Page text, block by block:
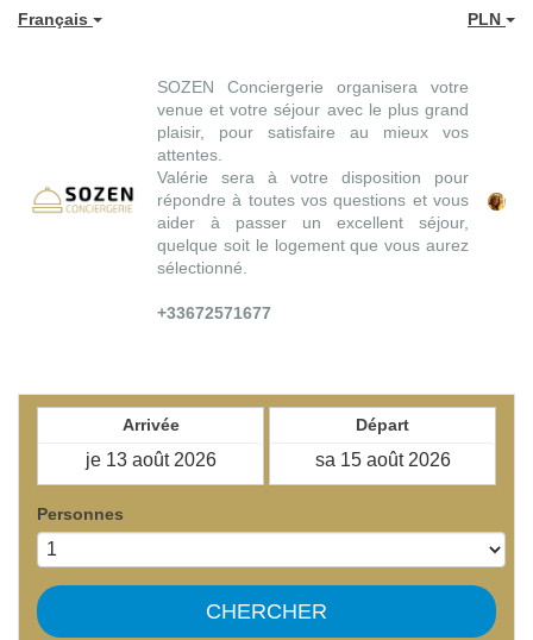
Français PLN
SOZEN Conciergerie organisera votre
venue et votre séjour avec le plus grand
plaisir, pour satisfaire au mieux vos
attentes.
Valérie sera à votre disposition pour
répondre à toutes vos questions et vous
aider à passer un excellent séjour,
quelque soit le logement que vous aurez
sélectionné.
+33672571677
Arrivée Départ
Personnes
CHERCHER